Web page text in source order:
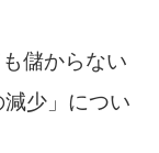
儲からない
少」につい